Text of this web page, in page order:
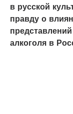
в русской
правду о
алкоголя в